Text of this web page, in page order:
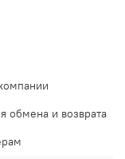
обмена и возврата